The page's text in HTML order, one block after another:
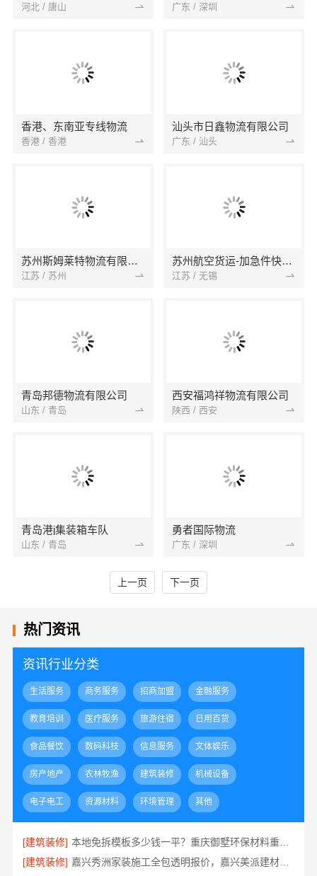
河北 / 唐山 广东 / 深圳
香港、东南亚专线物流
香港 / 香港
汕头市日鑫物流有限公司
广东 / 汕头
苏州斯姆莱特物流有限公司
江苏 / 苏州
苏州航空货运-加急件快递-航空托运-无锡航空物流公司
江苏 / 无锡
青岛邦德物流有限公司
山东 / 青岛
西安福鸿祥物流有限公司
陕西 / 西安
青岛港j集装箱车队
山东 / 青岛
勇者国际物流
广东 / 深圳
上一页 下一页
热门资讯
资讯行业分类
生活服务 商务服务 招商加盟 金融服务
教育培训 医疗服务 旅游住宿 日用百货
食品餐饮 数码科技 信息服务 文体娱乐
房产地产 农林牧渔 建筑装修 机械设备
电子电工 资源材料 环境管理 其他
[建筑装修]
本地免拆模板多少钱一平？重庆御墅环保材料重钢别墅
[建筑装修]
嘉兴秀洲家装施工全包透明报价，嘉兴美派建材科技有限公司闭口合同